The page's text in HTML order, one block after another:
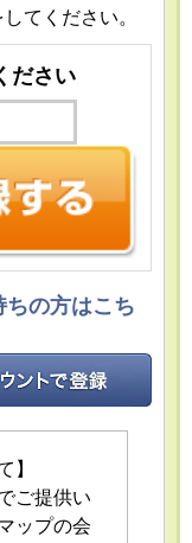
てください。
ださい
の方はこち
】
ご提供い
ップの会